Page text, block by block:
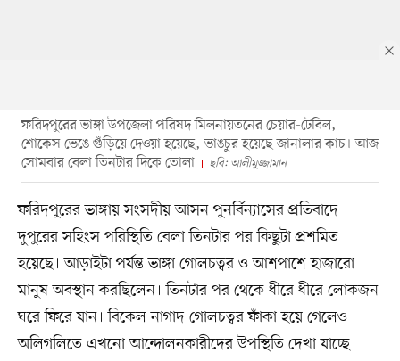
ফরিদপুরের ভাঙ্গা উপজেলা পরিষদ মিলনায়তনের চেয়ার-টেবিল,
শোকেস ভেঙে গুঁড়িয়ে দেওয়া হয়েছে, ভাঙচুর হয়েছে জানালার কাচ। আজ
সোমবার বেলা তিনটার দিকে তোলা
ছবি: আলীমুজ্জামান
ফরিদপুরের ভাঙ্গায় সংসদীয় আসন পুনর্বিন্যাসের প্রতিবাদে
দুপুরের সহিংস পরিস্থিতি বেলা তিনটার পর কিছুটা প্রশমিত
হয়েছে। আড়াইটা পর্যন্ত ভাঙ্গা গোলচত্বর ও আশপাশে হাজারো
মানুষ অবস্থান করছিলেন। তিনটার পর থেকে ধীরে ধীরে লোকজন
ঘরে ফিরে যান। বিকেল নাগাদ গোলচত্বর ফাঁকা হয়ে গেলেও
অলিগলিতে এখনো আন্দোলনকারীদের উপস্থিতি দেখা যাচ্ছে।